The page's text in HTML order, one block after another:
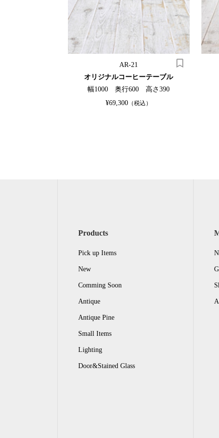
AR-21
オリジナルコーヒーテーブル
幅1000 奥行600 高さ390
¥69,300 （税込）
Products
Pick up Items
New
Comming Soon
Antique
Antique Pine
Small Items
Lighting
Door&Stained Glass